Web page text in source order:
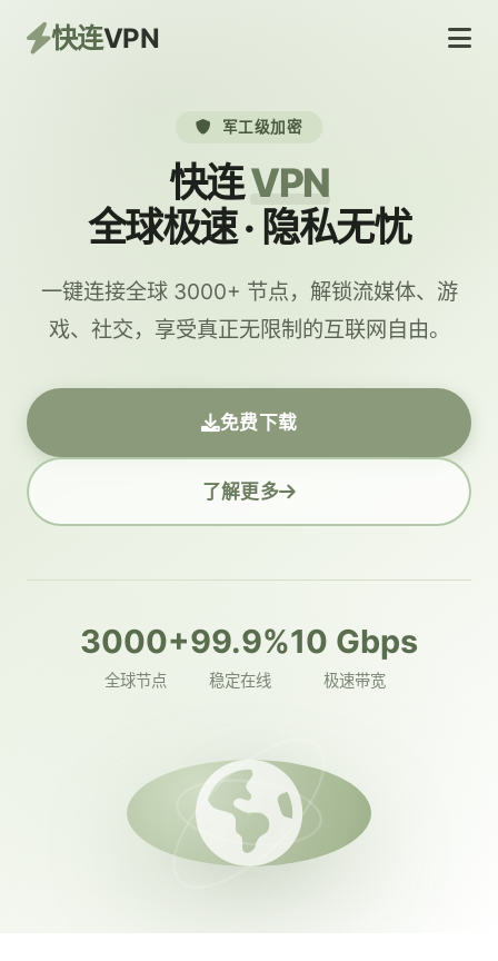
快连VPN
军工级加密
快连VPN
全球极速 · 隐私无忧
一键连接全球 3000+ 节点，解锁流媒体、游
戏、社交，享受真正无限制的互联网自由。
免费下载
了解更多
3000+
全球节点
99.9%
稳定在线
10 Gbps
极速带宽